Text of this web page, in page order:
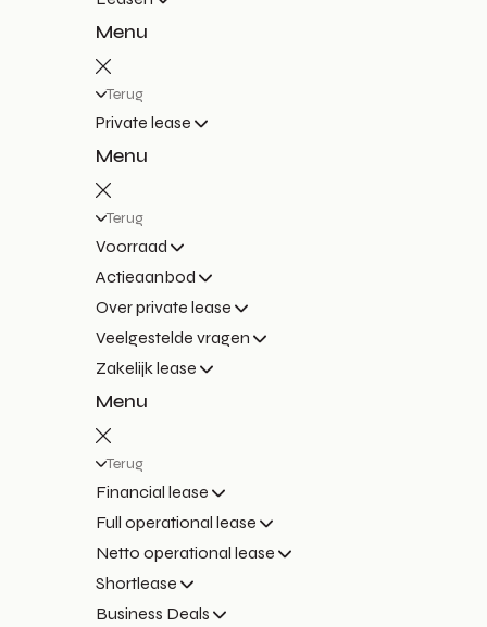
Menu
Terug
Private lease
Menu
Terug
Voorraad
Actieaanbod
Over private lease
Veelgestelde vragen
Zakelijk lease
Menu
Terug
Financial lease
Full operational lease
Netto operational lease
Shortlease
Business Deals